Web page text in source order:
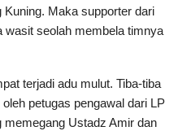
Maka supporter dari
wasit seolah membela timnya
terjadi adu mulut. Tiba-tiba
petugas pengawal dari LP
memegang Ustadz Amir dan